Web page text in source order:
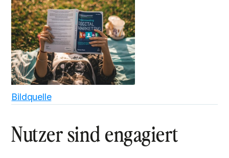
Bildquelle
Nutzer sind engagiert